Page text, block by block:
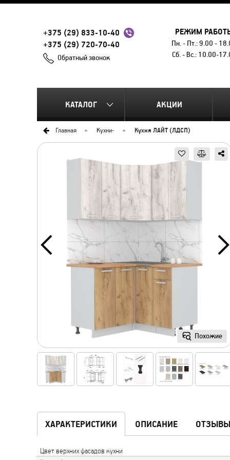
+375 (29) 833-10-40
+375 (29) 720-70-40
Обратный звонок
РЕЖИМ
Пн. - Пт.: 9.00 -
Сб. - Вс.: 10.00-
КАТАЛОГ АКЦИИ
Главная Кухни- Кухня ЛАЙТ (ЛДСП)
Похожие
ХАРАКТЕРИСТИКИ ОПИСАНИЕ ОТЗЫВЫ
Цвет верхних фасадов кухни